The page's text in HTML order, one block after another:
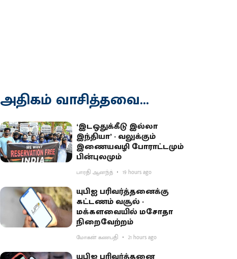
அதிகம் வாசித்தவை...
‘இடஒதுக்கீடு இல்லா
இந்தியா’ - வலுக்கும்
இணையவழி போராட்டமும்
பின்புலமும்
பாரதி ஆனந்த் 19 hours ago
யுபிஐ பரிவர்த்தனைக்கு
கட்டணம் வசூல் -
மக்களவையில் மசோதா
நிறைவேற்றம்
மோகன் கணபதி 21 hours ago